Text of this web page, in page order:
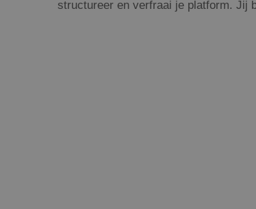
structureer en verfraai je platform. Jij